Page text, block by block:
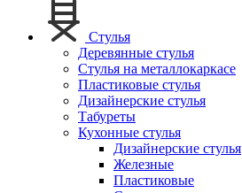
Стулья
Деревянные стулья
Стулья на металлокаркасе
Пластиковые стулья
Дизайнерские стулья
Табуреты
Кухонные стулья
Дизайнерские стулья
Железные
Пластиковые